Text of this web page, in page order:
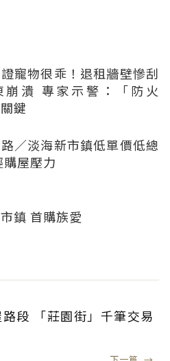
寵物很乖！退租牆壁慘刮
崩潰 專家示警：「防火
鍵
／淡海新市鎮低單價低總
屋壓力
鎮 首購族愛
段 「莊園街」千筆交易